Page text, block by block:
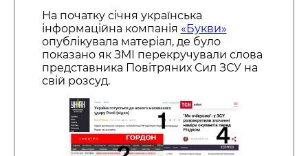
На початку січня українська
інформаційна компанія «Букви»
опублікувала матеріал, де було
показано як ЗМІ перекручували слова
представника Повітряних Сил ЗСУ на
свій розсуд.